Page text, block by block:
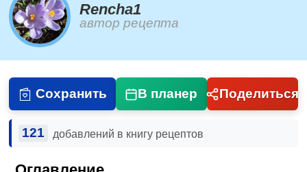
Rencha1
автор рецепта
Сохранить В планер Поделиться
121 добавлений в книгу рецептов